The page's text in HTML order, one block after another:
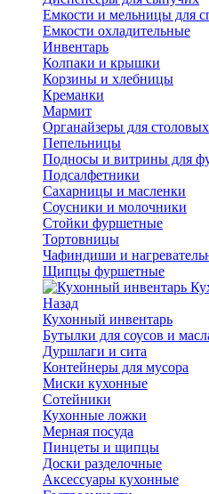
Емкости и мельницы для
Емкости охладительные
Инвентарь
Колпаки и крышки
Корзины и хлебницы
Креманки
Мармит
Органайзеры для
Пепельницы
Подносы и витрины для
Подсалфетники
Сахарницы и масленки
Соусники и молочники
Стойки фуршетные
Тортовницы
Чафиндиши и
Щипцы фуршетные
Назад
Кухонный инвентарь
Бутылки для соусов и
Дуршлаги и сита
Контейнеры для мусора
Миски кухонные
Сотейники
Кухонные ложки
Мерная посуда
Пинцеты и щипцы
Доски разделочные
Аксессуары кухонные